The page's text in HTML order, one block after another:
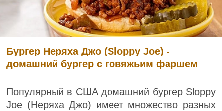
Бургер Неряха Джо (Sloppy Joe) -
домашний бургер с говяжьим фаршем
Популярный в США домашний бургер Sloppy
Joe (Неряха Джо) имеет множество разных